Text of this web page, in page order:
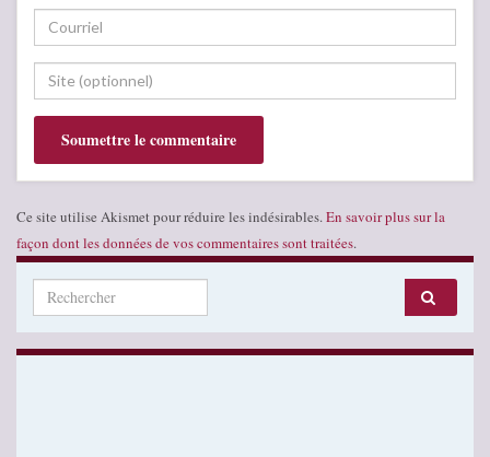
Ce site utilise Akismet pour réduire les indésirables. En savoir plus sur la
façon dont les données de vos commentaires sont traitées.
Search for: